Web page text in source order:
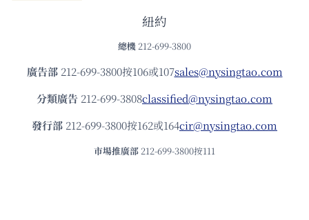
紐約
總機 212-699-3800
廣告部212-699-3800按106或107sales@nysingtao.com
分類廣告 212-699-3808classified@nysingtao.com
發⾏部 212-699-3800按162或164cir@nysingtao.com
市場推廣部 212-699-3800按111